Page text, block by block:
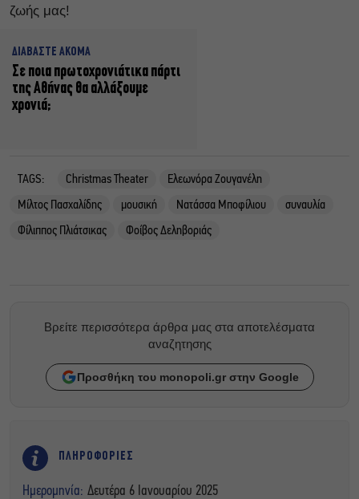
ζωής μας!
ΔΙΑΒΑΣΤΕ ΑΚΟΜΑ
Σε ποια πρωτοχρονιάτικα πάρτι
της Αθήνας θα αλλάξουμε
χρονιά;
TAGS: Christmas Theater
Ελεωνόρα Ζουγανέλη
Μίλτος Πασχαλίδης
μουσική Νατάσσα Μποφίλιου
συναυλία
Φίλιππος Πλιάτσικας
Φοίβος Δεληβοριάς
Βρείτε περισσότερα άρθρα μας στα αποτελέσματα
αναζητησης
Προσθήκη του monopoli.gr στην Google
ΠΛΗΡΟΦΟΡΙΕΣ
Ημερομηνία: Δευτέρα 6 Ιανουαρίου 2025